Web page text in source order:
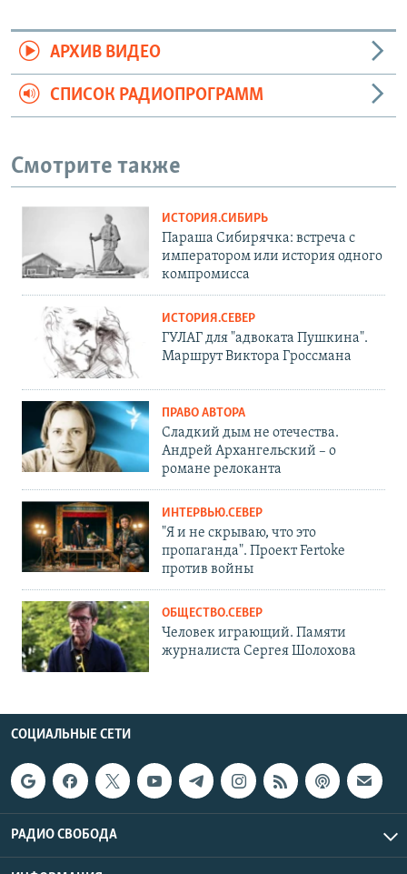
АРХИВ ВИДЕО
СПИСОК РАДИОПРОГРАММ
Смотрите также
ИСТОРИЯ.СИБИРЬ
Параша Сибирячка: встреча с
императором или история одного
компромисса
ИСТОРИЯ.СЕВЕР
ГУЛАГ для "адвоката Пушкина".
Маршрут Виктора Гроссмана
ПРАВО АВТОРА
Сладкий дым не отечества.
Андрей Архангельский – о
романе релоканта
ИНТЕРВЬЮ.СЕВЕР
"Я и не скрываю, что это
пропаганда". Проект Fertoke
против войны
ОБЩЕСТВО.СЕВЕР
Человек играющий. Памяти
журналиста Сергея Шолохова
СОЦИАЛЬНЫЕ СЕТИ
РАДИО СВОБОДА